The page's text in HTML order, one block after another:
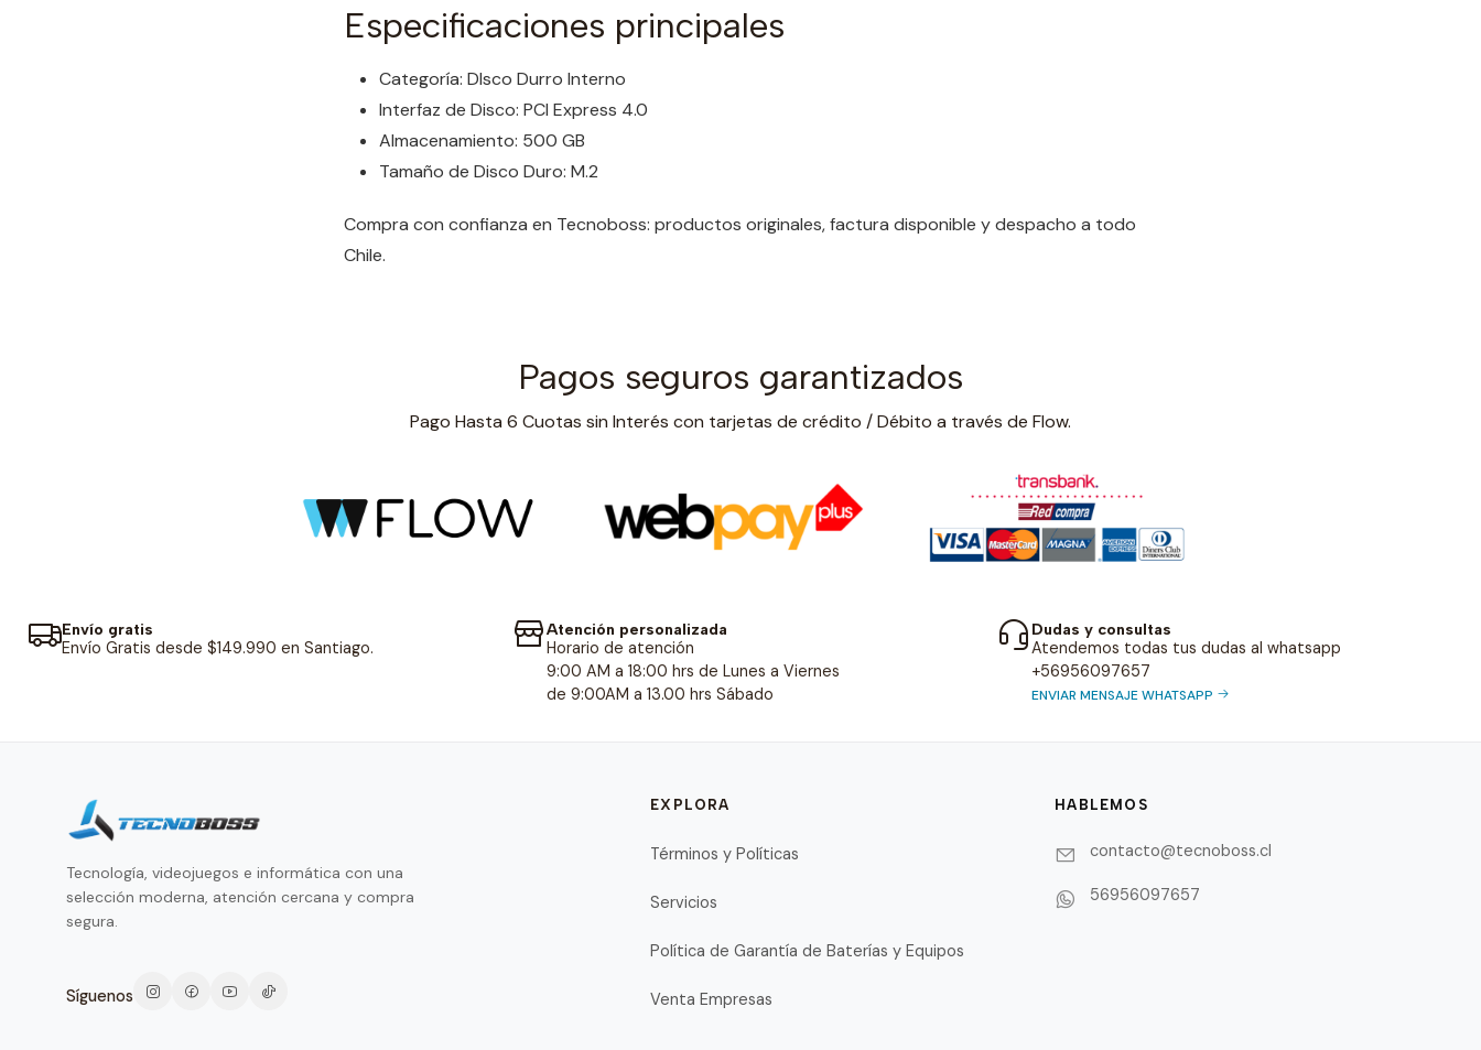
Especificaciones principales
Categoría: DIsco Durro Interno
Interfaz de Disco: PCI Express 4.0
Almacenamiento: 500 GB
Tamaño de Disco Duro: M.2
Compra con confianza en Tecnoboss: productos originales, factura disponible y despacho a todo
Chile.
Pagos seguros garantizados
Pago Hasta 6 Cuotas sin Interés con tarjetas de crédito / Débito a través de Flow.
Envío gratis
Envío Gratis desde $149.990 en Santiago.
Atención personalizada
Horario de atención
9:00 AM a 18:00 hrs de Lunes a Viernes
de 9:00AM a 13.00 hrs Sábado
Dudas y consultas
Atendemos todas tus dudas al whatsapp
+56956097657
ENVIAR MENSAJE WHATSAPP
Tecnología, videojuegos e informática con una
selección moderna, atención cercana y compra
segura.
Síguenos
EXPLORA
Términos y Políticas
Servicios
Política de Garantía de Baterías y Equipos
Venta Empresas
HABLEMOS
contacto@tecnoboss.cl
56956097657